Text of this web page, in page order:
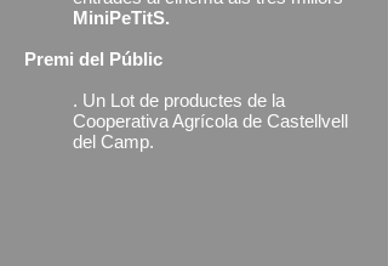
MiniPeTitS.
Premi del Públic
. Un Lot de productes de la
Cooperativa Agrícola de Castellvell
del Camp.